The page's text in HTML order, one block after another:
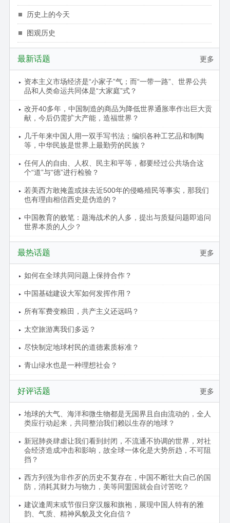
历史上的今天
图观历史
更多
最新话题
资本主义市场经济是“小家子”气；而“一带一路”、世界公共
品和人类命运共同体是“大家庭”式？
改开40多年，中国制造的商品为降低世界通胀率作出巨大贡
献，今后仍需扩大产能，造福世界？
几千年来中国人用一双手写书法；编织各种工艺品和制陶
等，中华民族是世界上最勤劳的民族？
任何人的自由、人权、民主和平等，都要经过公共场合这
个“道”与“德”进行检验？
若美西方敢掩盖或抹去近500年的侵略殖民等事实，那我们
也有理由相信西史是伪造的？
中国教育的败笔：题海战术的人多，提出与质疑问题即追问
世界本质的人少？
更多
最热话题
如何在全球共同问题上保持合作？
中国基础建设大军如何发挥作用？
所有军费变粮田，共产主义还远吗？
太空旅游离我们多远？
尽快制定地球村民的道德素质标准？
青山绿水也是一种理想社会？
更多
好评话题
地球的大气、海洋和微生物都是无国界且自由流动的，全人
类应行动起来，共同整治我们赖以生存的地球？
新冠肺炎肆虐让我们看到封闭，不流通不协调的世界，对社
会经济造成冲击和影响，故全球一体化是大势所趋，不可阻
挡？
西方列强为非作歹的历史不复存在，中国不断壮大自己的国
防，消耗其财力与物力，美等同盟国就会自讨苦吃？
建议逢周末或节假日穿汉服和旗袍，展现中国人特有的雅
韵、气质、精神风貌及文化自信？